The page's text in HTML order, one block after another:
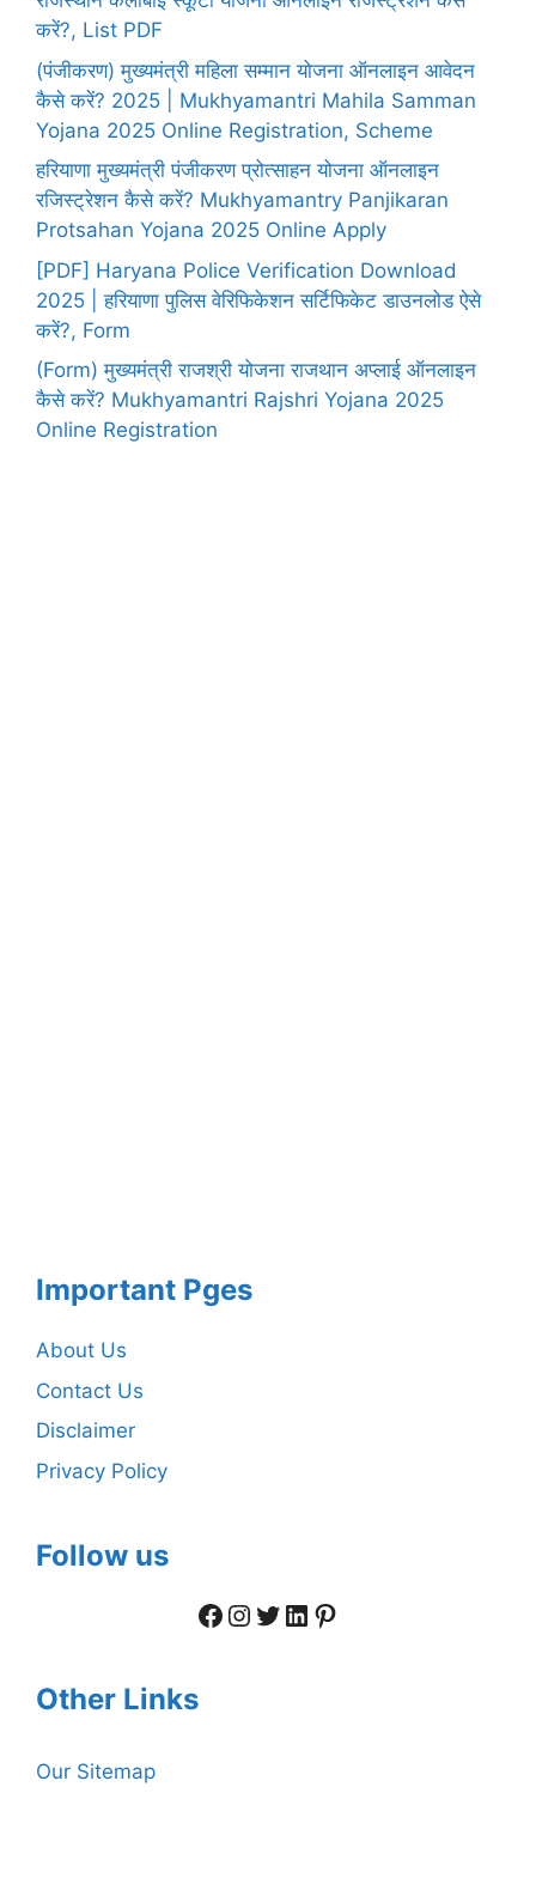
करें?, List PDF
(पंजीकरण) मुख्यमंत्री महिला सम्मान योजना ऑनलाइन आवेदन
कैसे करें? 2025 | Mukhyamantri Mahila Samman
Yojana 2025 Online Registration, Scheme
हरियाणा मुख्यमंत्री पंजीकरण प्रोत्साहन योजना ऑनलाइन
रजिस्ट्रेशन कैसे करें? Mukhyamantry Panjikaran
Protsahan Yojana 2025 Online Apply
[PDF] Haryana Police Verification Download
2025 | हरियाणा पुलिस वेरिफिकेशन सर्टिफिकेट डाउनलोड ऐसे
करें?, Form
(Form) मुख्यमंत्री राजश्री योजना राजथान अप्लाई ऑनलाइन
कैसे करें? Mukhyamantri Rajshri Yojana 2025
Online Registration
Important Pges
About Us
Contact Us
Disclaimer
Privacy Policy
Follow us
Facebook
Instagram
Twitter
LinkedIn
Pinterest
Other Links
Our Sitemap